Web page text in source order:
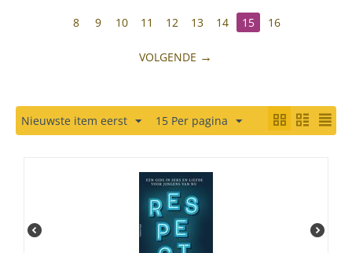
8 9 10 11 12 13 14 15 16
VOLGENDE
Nieuwste item eerst 15 Per pagina